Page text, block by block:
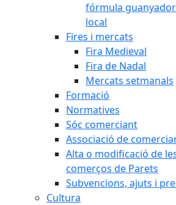
fórmula
local
Fires i mercats
Fira Medieval
Fira de Nadal
Mercats setmanals
Formació
Normatives
Sóc comerciant
Associació de
Alta o modificació de
comerços de Parets
Subvencions, ajuts i
Cultura